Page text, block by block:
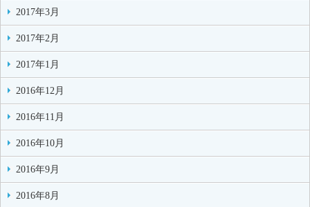
2017年3月
2017年2月
2017年1月
2016年12月
2016年11月
2016年10月
2016年9月
2016年8月